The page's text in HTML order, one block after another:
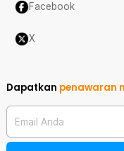
Facebook
X
Dapatkan penawaran
Email Anda